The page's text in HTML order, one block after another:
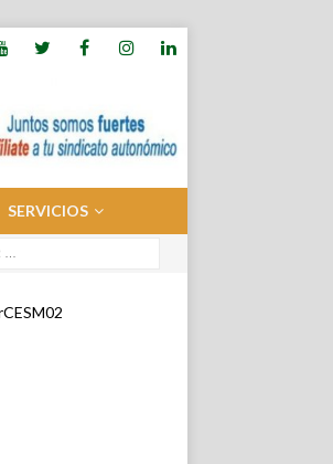
SERVICIOS